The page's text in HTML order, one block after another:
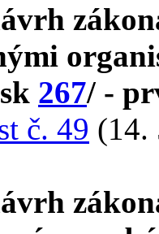
267/ -
č. 49 (14.